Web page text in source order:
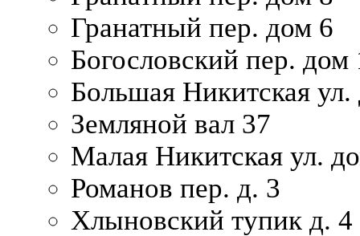
Гранатный пер. дом 6
Богословский пер.
Большая Никитская
Земляной вал 37
Малая Никитская ул.
Романов пер. д. 3
Хлыновский тупик д. 4